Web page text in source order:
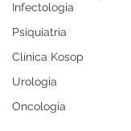
Infectologia
Psiquiatria
Clínica Kosop
Urologia
Oncologia